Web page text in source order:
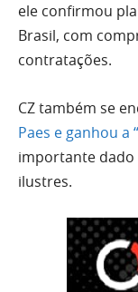
ele confirmou
Brasil, com
contratações.
CZ também se
Paes e ganhou a
importante dado
ilustres.